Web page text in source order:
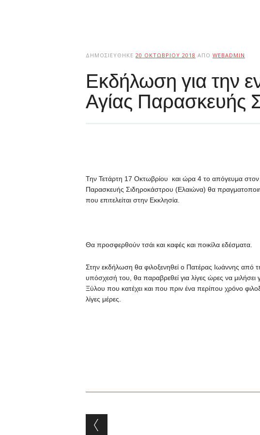
ΔΗΜΟΣΙΕΎΘΗΚΕ 20 ΟΚΤΩΒΡΊΟΥ 2018 ΑΠΌ WEBADMIN
Εκδήλωση για την
Αγίας Παρασκευής
Την Τετάρτη 17 Οκτωβρίου και ώρα 4 το απόγευμα
Παρασκευής Σιδηροκάστρου (Ελαιώνα) θα
που επιτελείται στην Εκκλησία.
Θα προσφερθούν τσάι και καφές και ποικίλα εδέσματα.
Στην εκδήλωση θα φιλοξενηθεί ο Πατέρας Ιωάννης από
υπόσχεσή του, θα παραβρεθεί για λίγες ώρες να μιλήσει
Ξύλου που κατέχει και που πριν ένα περίπου χρόνο
λίγες μέρες.
Post navigation